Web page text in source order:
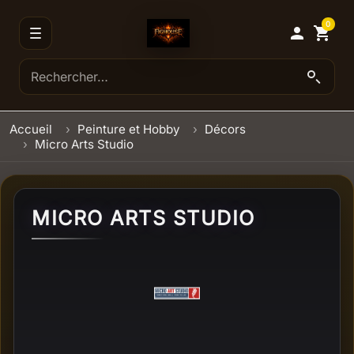
 shopping_cart
0
Accueil Peinture et Hobby
Décors
Micro Arts Studio
MICRO ARTS STUDIO